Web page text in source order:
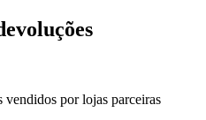
por lojas parceiras